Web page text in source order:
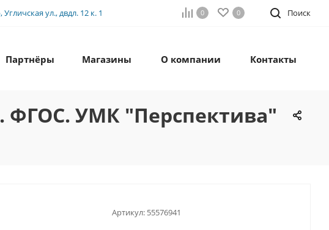
ул., двдл. 12 к. 1 Поиск
0 0
Партнёры Магазины О компании Контакты
ФГОС. УМК "Перспектива"
Артикул: 55576941